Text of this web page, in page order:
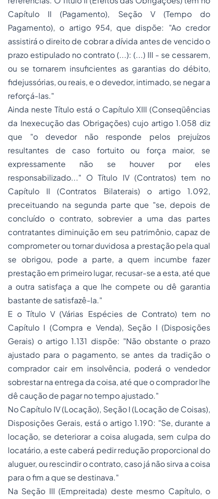
Capítulo II (Pagamento), Seção V (Tempo do
Pagamento), o artigo 954, que dispõe: "Ao credor
assistirá o direito de cobrar a dívida antes de vencido o
prazo estipulado no contrato (...): (...) III - se cessarem,
ou se tornarem insuficientes as garantias do débito,
fidejussórias, ou reais, e o devedor, intimado, se negar a
reforçá-las."
Ainda neste Título está o Capítulo XIII (Conseqüências
da Inexecução das Obrigações) cujo artigo 1.058 diz
que "o devedor não responde pelos prejuízos
resultantes de caso fortuito ou força maior, se
expressamente não se houver por eles
responsabilizado..." O Título IV (Contratos) tem no
Capítulo II (Contratos Bilaterais) o artigo 1.092,
preceituando na segunda parte que "se, depois de
concluído o contrato, sobrevier a uma das partes
contratantes diminuição em seu patrimônio, capaz de
comprometer ou tornar duvidosa a prestação pela qual
se obrigou, pode a parte, a quem incumbe fazer
prestação em primeiro lugar, recusar-se a esta, até que
a outra satisfaça a que lhe compete ou dê garantia
bastante de satisfazê-la."
E o Título V (Várias Espécies de Contrato) tem no
Capítulo I (Compra e Venda), Seção I (Disposições
Gerais) o artigo 1.131 dispõe: "Não obstante o prazo
ajustado para o pagamento, se antes da tradição o
comprador cair em insolvência, poderá o vendedor
sobrestar na entrega da coisa, até que o comprador lhe
dê caução de pagar no tempo ajustado."
No Capítulo IV (Locação), Seção I (Locação de Coisas),
Disposições Gerais, está o artigo 1.190: "Se, durante a
locação, se deteriorar a coisa alugada, sem culpa do
locatário, a este caberá pedir redução proporcional do
aluguer, ou rescindir o contrato, caso já não sirva a coisa
para o fim a que se destinava."
Na Seção III (Empreitada) deste mesmo Capítulo, o